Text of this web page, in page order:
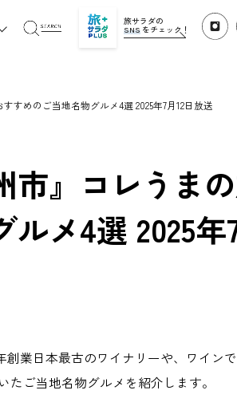
旅サラダの
SNS をチェック！
すめのご当地名物グルメ4選 2025年7月12日放送
』コレうまの
メ4選 2025年
業日本最古のワイナリーや、ワイン
ご当地名物グルメを紹介します。